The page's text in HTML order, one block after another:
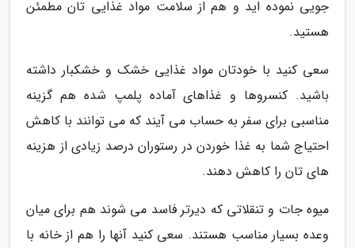
جویی نموده اید و هم از سلامت مواد غذایی تان مطمئن
هستید.
سعی کنید با خودتان مواد غذایی خشک و خشکبار داشته
باشید. کنسروها و غذاهای آماده پلمپ شده هم گزینه
مناسبی برای سفر به حساب می آیند که می توانند با کاهش
احتیاج شما به غذا خوردن در رستوران درصد زیادی از هزینه
های تان را کاهش دهند.
میوه جات و تنقلاتی که دیرتر فاسد می شوند هم برای میان
وعده بسیار مناسب هستند. سعی کنید آنها را هم از خانه با